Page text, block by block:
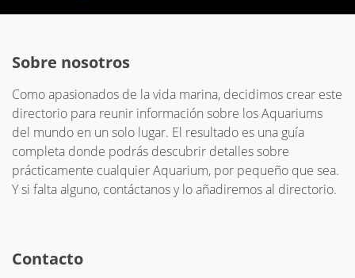
Sobre nosotros
Como apasionados de la vida marina, decidimos crear este
directorio para reunir información sobre los Aquariums
del mundo en un solo lugar. El resultado es una guía
completa donde podrás descubrir detalles sobre
prácticamente cualquier Aquarium, por pequeño que sea.
Y si falta alguno, contáctanos y lo añadiremos al directorio.
Contacto